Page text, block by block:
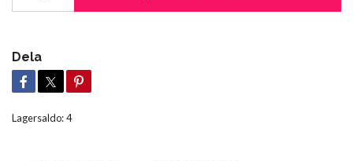
Dela
Lagersaldo:4